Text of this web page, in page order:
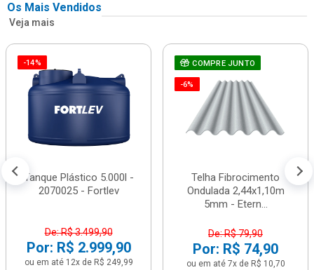
Os Mais Vendidos
Veja mais
-14%
Tanque Plástico 5.000l -
2070025 - Fortlev
De: R$ 3.499,90
Por: R$ 2.999,90
ou em até 12x de R$ 249,99
COMPRE JUNTO
-6%
Telha Fibrocimento
Ondulada 2,44x1,10m
5mm - Etern...
De: R$ 79,90
Por: R$ 74,90
ou em até 7x de R$ 10,70